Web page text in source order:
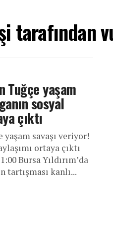
tarafından
Tuğçe yaşam
sosyal
çıktı
savaşı veriyor!
ortaya çıktı
Bursa Yıldırım’da
tartışması kanlı...